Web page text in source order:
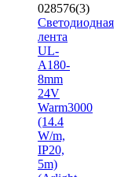
028576(3)
Светодиодная
лента
UL-
A180-
8mm
24V
Warm3000
(14.4
W/m,
IP20,
5m)